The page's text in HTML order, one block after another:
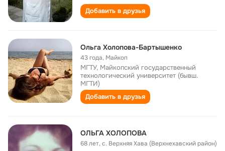
Добавить в друзья
Ольга Холопова-Бартышенко
43 года, Майкоп
МГТУ, Майкопский государственный
технологический университет (бывш.
МГТИ)
Добавить в друзья
ОЛЬГА ХОЛОПОВА
68 лет,с. Верхняя Хава (Верхнехавский район)